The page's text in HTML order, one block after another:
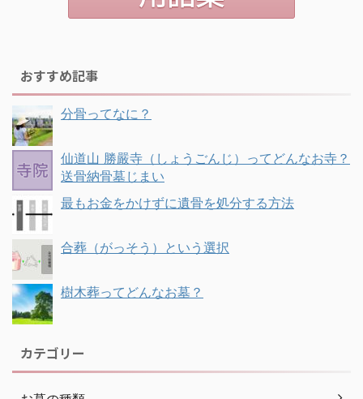
おすすめ記事
分骨ってなに？
仙道山 勝嚴寺（しょうごんじ）ってどんなお寺？
送骨納骨墓じまい
最もお金をかけずに遺骨を処分する方法
合葬（がっそう）という選択
樹木葬ってどんなお墓？
カテゴリー